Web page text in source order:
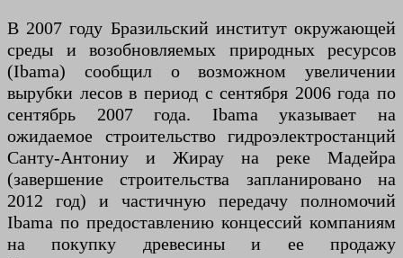
В 2007 году Бразильский институт окружающей
среды и возобновляемых природных ресурсов
(Ibama) сообщил о возможном увеличении
вырубки лесов в период с сентября 2006 года по
сентябрь 2007 года. Ibama указывает на
ожидаемое строительство гидроэлектростанций
Санту-Антониу и Жирау на реке Мадейра
(завершение строительства запланировано на
2012 год) и частичную передачу полномочий
Ibama по предоставлению концессий компаниям
на покупку древесины и ее продажу